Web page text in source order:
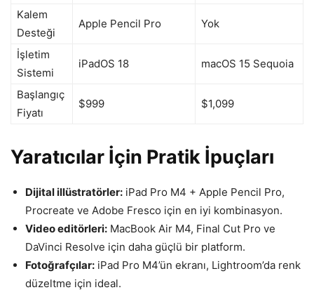
Kalem
Desteği
Apple Pencil Pro Yok
İşletim
Sistemi
iPadOS 18 macOS 15 Sequoia
Başlangıç
Fiyatı
$999 $1,099
Yaratıcılar İçin Pratik İpuçları
Dijital illüstratörler: iPad Pro M4 + Apple Pencil Pro,
Procreate ve Adobe Fresco için en iyi kombinasyon.
Video editörleri: MacBook Air M4, Final Cut Pro ve
DaVinci Resolve için daha güçlü bir platform.
Fotoğrafçılar: iPad Pro M4’ün ekranı, Lightroom’da renk
düzeltme için ideal.